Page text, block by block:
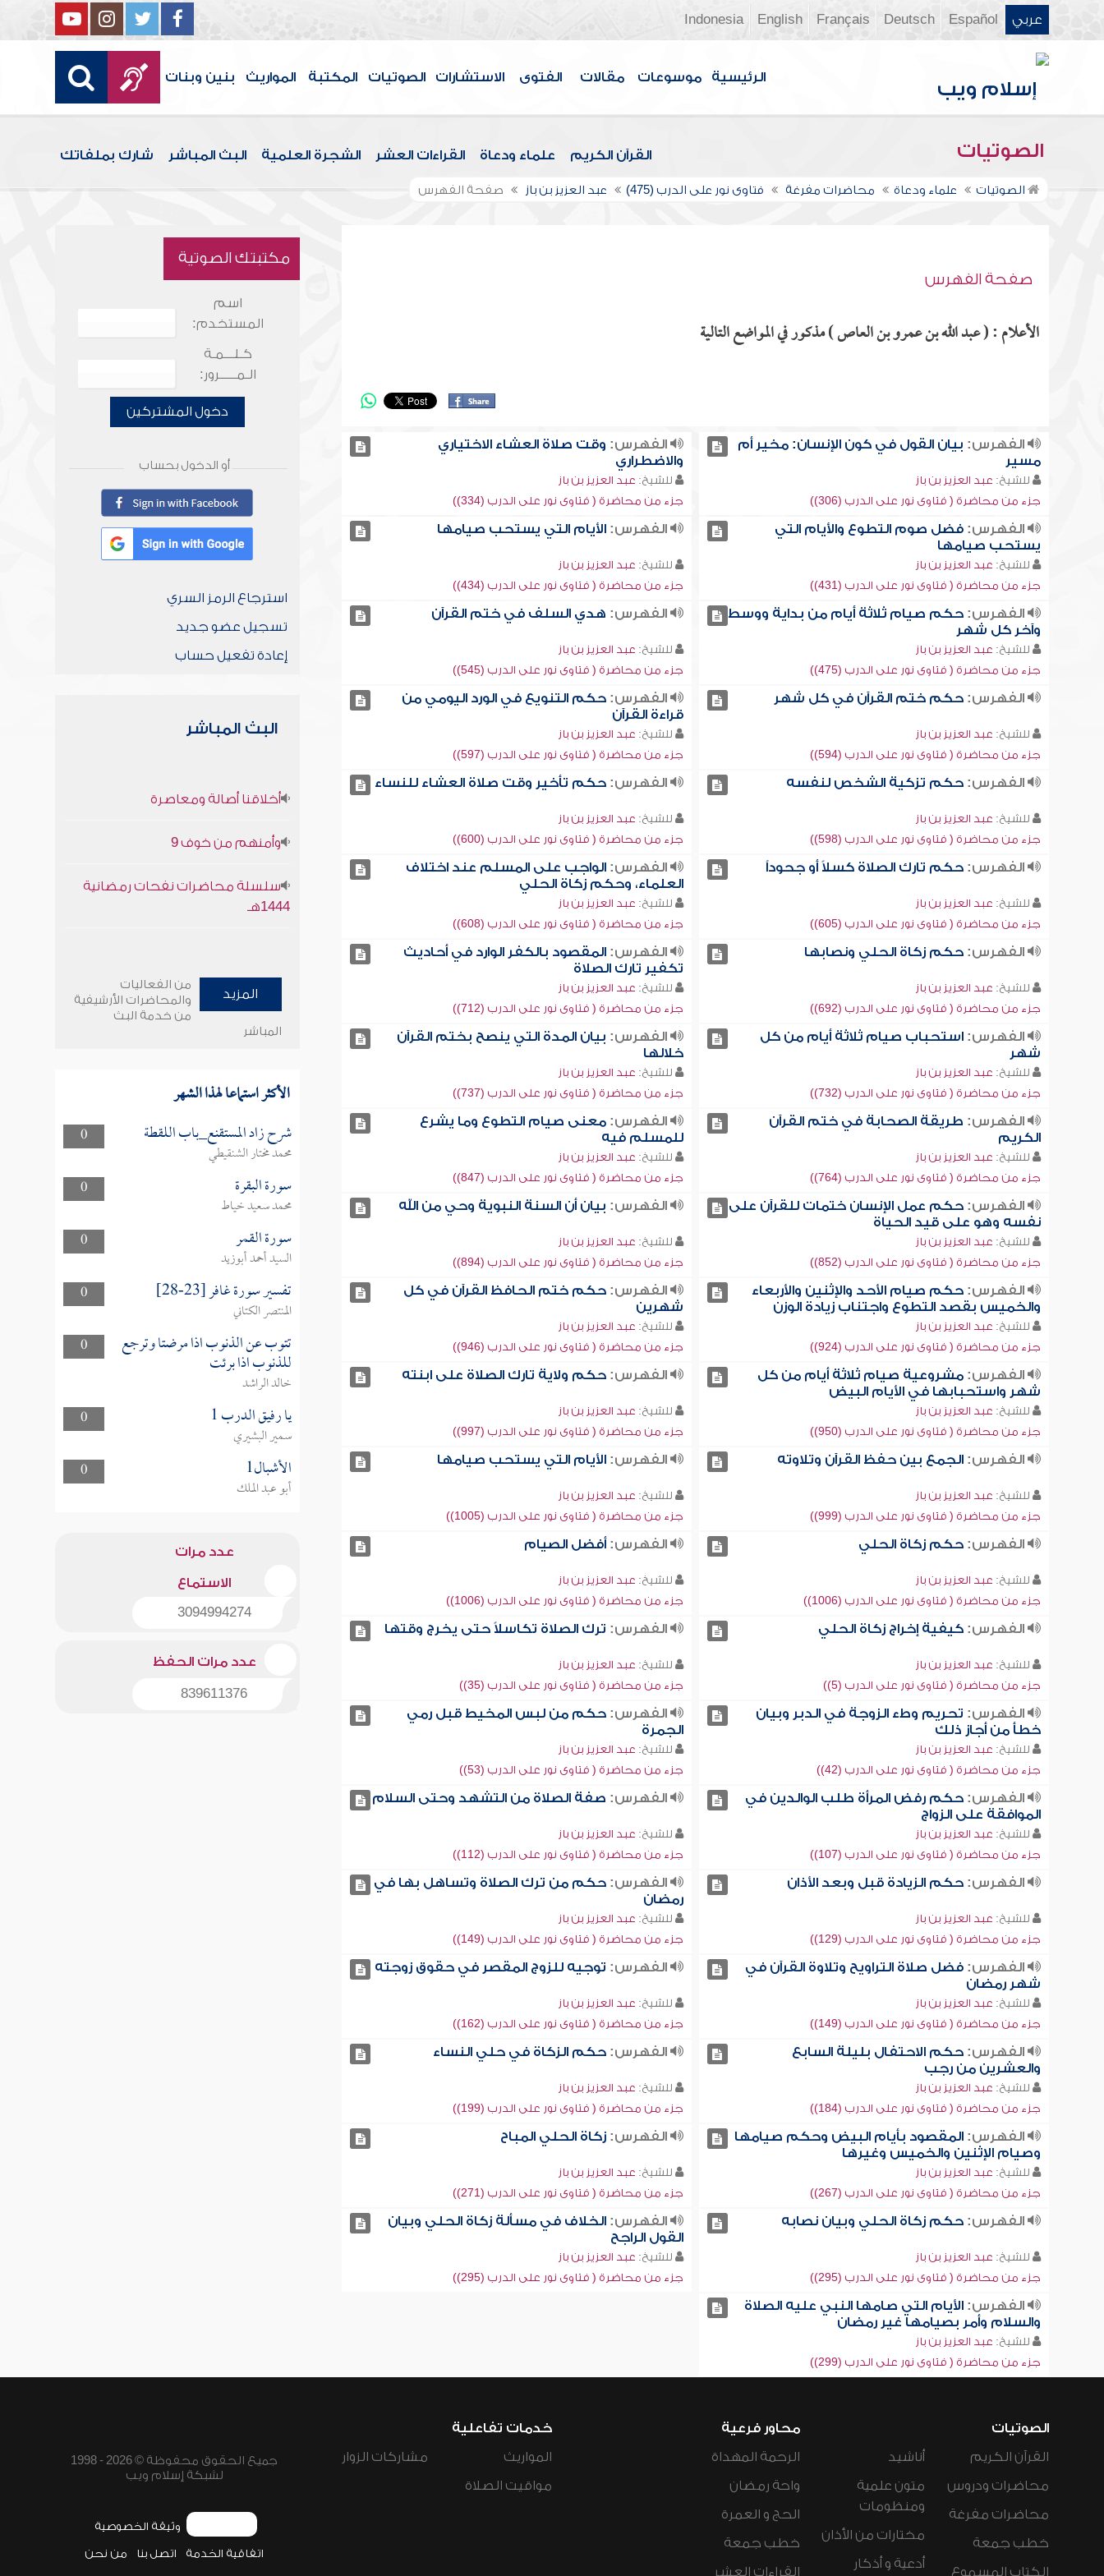
عربي Español
Deutsch
Français
English
Indonesia
الرئيسية موسوعات مقالات الفتوى الاستشارات الصوتيات المكتبة المواريث بنين وبنات
الصوتيات القرآن الكريم علماء ودعاة القراءات العشر الشجرة العلمية البث المباشر شارك بملفاتك
الصوتيات علماء ودعاة محاضرات مفرغة فتاوى نور على الدرب (475) عبد العزيز بن باز صفحة الفهرس
صفحة الفهرس
الأعلام : ( عبد الله بن عمرو بن العاص ) مذكور في المواضع التالية
الفهرس: بيان القول في كون الإنسان: مخير أم
مسير
للشيخ: عبد العزيز بن باز
جزء من محاضرة ( فتاوى نور على الدرب (306))
الفهرس: وقت صلاة العشاء الاختياري
والاضطراري
للشيخ: عبد العزيز بن باز
جزء من محاضرة ( فتاوى نور على الدرب (334))
الفهرس:فضل صوم التطوع والأيام التي
يستحب صيامها
للشيخ: عبد العزيز بن باز
جزء من محاضرة ( فتاوى نور على الدرب (431))
الفهرس: الأيام التي يستحب صيامها
للشيخ: عبد العزيز بن باز
جزء من محاضرة ( فتاوى نور على الدرب (434))
الفهرس:حكم صيام ثلاثة أيام من بداية ووسط
وآخر كل شهر
للشيخ: عبد العزيز بن باز
جزء من محاضرة ( فتاوى نور على الدرب (475))
الفهرس: هدي السلف في ختم القرآن
للشيخ: عبد العزيز بن باز
جزء من محاضرة ( فتاوى نور على الدرب (545))
الفهرس:حكم ختم القرآن في كل شهر
للشيخ: عبد العزيز بن باز
جزء من محاضرة ( فتاوى نور على الدرب (594))
الفهرس: حكم التنويع في الورد اليومي من
قراءة القرآن
للشيخ: عبد العزيز بن باز
جزء من محاضرة ( فتاوى نور على الدرب (597))
الفهرس:حكم تزكية الشخص لنفسه
للشيخ: عبد العزيز بن باز
جزء من محاضرة ( فتاوى نور على الدرب (598))
الفهرس: حكم تأخير وقت صلاة العشاء للنساء
للشيخ: عبد العزيز بن باز
جزء من محاضرة ( فتاوى نور على الدرب (600))
الفهرس:حكم تارك الصلاة كسلاً أو جحوداً
للشيخ: عبد العزيز بن باز
جزء من محاضرة ( فتاوى نور على الدرب (605))
الفهرس: الواجب على المسلم عند اختلاف
العلماء، وحكم زكاة الحلي
للشيخ: عبد العزيز بن باز
جزء من محاضرة ( فتاوى نور على الدرب (608))
الفهرس:حكم زكاة الحلي ونصابها
للشيخ: عبد العزيز بن باز
جزء من محاضرة ( فتاوى نور على الدرب (692))
الفهرس: المقصود بالكفر الوارد في أحاديث
تكفير تارك الصلاة
للشيخ: عبد العزيز بن باز
جزء من محاضرة ( فتاوى نور على الدرب (712))
الفهرس:استحباب صيام ثلاثة أيام من كل
شهر
للشيخ: عبد العزيز بن باز
جزء من محاضرة ( فتاوى نور على الدرب (732))
الفهرس: بيان المدة التي ينصح بختم القرآن
خلالها
للشيخ: عبد العزيز بن باز
جزء من محاضرة ( فتاوى نور على الدرب (737))
الفهرس: طريقة الصحابة في ختم القرآن
الكريم
للشيخ: عبد العزيز بن باز
جزء من محاضرة ( فتاوى نور على الدرب (764))
الفهرس: معنى صيام التطوع وما يشرع
للمسلم فيه
للشيخ: عبد العزيز بن باز
جزء من محاضرة ( فتاوى نور على الدرب (847))
الفهرس:حكم عمل الإنسان ختمات للقرآن على
نفسه وهو على قيد الحياة
للشيخ: عبد العزيز بن باز
جزء من محاضرة ( فتاوى نور على الدرب (852))
الفهرس: بيان أن السنة النبوية وحي من الله
للشيخ: عبد العزيز بن باز
جزء من محاضرة ( فتاوى نور على الدرب (894))
الفهرس:حكم صيام الأحد والإثنين والأربعاء
والخميس بقصد التطوع واجتناب زيادة الوزن
للشيخ: عبد العزيز بن باز
جزء من محاضرة ( فتاوى نور على الدرب (924))
الفهرس: حكم ختم الحافظ القرآن في كل
شهرين
للشيخ: عبد العزيز بن باز
جزء من محاضرة ( فتاوى نور على الدرب (946))
الفهرس:مشروعية صيام ثلاثة أيام من كل
شهر واستحبابها في الأيام البيض
للشيخ: عبد العزيز بن باز
جزء من محاضرة ( فتاوى نور على الدرب (950))
الفهرس: حكم ولاية تارك الصلاة على ابنته
للشيخ: عبد العزيز بن باز
جزء من محاضرة ( فتاوى نور على الدرب (997))
الفهرس:الجمع بين حفظ القرآن وتلاوته
للشيخ: عبد العزيز بن باز
جزء من محاضرة ( فتاوى نور على الدرب (999))
الفهرس: الأيام التي يستحب صيامها
للشيخ: عبد العزيز بن باز
جزء من محاضرة ( فتاوى نور على الدرب (1005))
الفهرس:حكم زكاة الحلي
للشيخ: عبد العزيز بن باز
جزء من محاضرة ( فتاوى نور على الدرب (1006))
الفهرس: أفضل الصيام
للشيخ: عبد العزيز بن باز
جزء من محاضرة ( فتاوى نور على الدرب (1006))
الفهرس:كيفية إخراج زكاة الحلي
للشيخ: عبد العزيز بن باز
جزء من محاضرة ( فتاوى نور على الدرب (5))
الفهرس: ترك الصلاة تكاسلاً حتى يخرج وقتها
للشيخ: عبد العزيز بن باز
جزء من محاضرة ( فتاوى نور على الدرب (35))
الفهرس: تحريم وطء الزوجة في الدبر وبيان
خطأ من أجاز ذلك
للشيخ: عبد العزيز بن باز
جزء من محاضرة ( فتاوى نور على الدرب (42))
الفهرس: حكم من لبس المخيط قبل رمي
الجمرة
للشيخ: عبد العزيز بن باز
جزء من محاضرة ( فتاوى نور على الدرب (53))
الفهرس:حكم رفض المرأة طلب الوالدين في
الموافقة على الزواج
للشيخ: عبد العزيز بن باز
جزء من محاضرة ( فتاوى نور على الدرب (107))
الفهرس: صفة الصلاة من التشهد وحتى السلام
للشيخ: عبد العزيز بن باز
جزء من محاضرة ( فتاوى نور على الدرب (112))
الفهرس:حكم الزيادة قبل وبعد الأذان
للشيخ: عبد العزيز بن باز
جزء من محاضرة ( فتاوى نور على الدرب (129))
الفهرس: حكم من ترك الصلاة وتساهل بها في
رمضان
للشيخ: عبد العزيز بن باز
جزء من محاضرة ( فتاوى نور على الدرب (149))
الفهرس:فضل صلاة التراويح وتلاوة القرآن في
شهر رمضان
للشيخ: عبد العزيز بن باز
جزء من محاضرة ( فتاوى نور على الدرب (149))
الفهرس: توجيه للزوج المقصر في حقوق زوجته
للشيخ: عبد العزيز بن باز
جزء من محاضرة ( فتاوى نور على الدرب (162))
الفهرس:حكم الاحتفال بليلة السابع
والعشرين من رجب
للشيخ: عبد العزيز بن باز
جزء من محاضرة ( فتاوى نور على الدرب (184))
الفهرس: حكم الزكاة في حلي النساء
للشيخ: عبد العزيز بن باز
جزء من محاضرة ( فتاوى نور على الدرب (199))
الفهرس:المقصود بأيام البيض وحكم صيامها
وصيام الإثنين والخميس وغيرها
للشيخ: عبد العزيز بن باز
جزء من محاضرة ( فتاوى نور على الدرب (267))
الفهرس: زكاة الحلي المباح
للشيخ: عبد العزيز بن باز
جزء من محاضرة ( فتاوى نور على الدرب (271))
الفهرس:حكم زكاة الحلي وبيان نصابه
للشيخ: عبد العزيز بن باز
جزء من محاضرة ( فتاوى نور على الدرب (295))
الفهرس: الخلاف في مسألة زكاة الحلي وبيان
القول الراجح
للشيخ: عبد العزيز بن باز
جزء من محاضرة ( فتاوى نور على الدرب (295))
الفهرس:الأيام التي صامها النبي عليه الصلاة
والسلام وأمر بصيامها غير رمضان
للشيخ: عبد العزيز بن باز
جزء من محاضرة ( فتاوى نور على الدرب (299))
مكتبتك الصوتية
اسم
المستخدم:
كـلـــمـة
الـمـــــرور:
دخول المشتركين
أو الدخول بحساب
استرجاع الرمز السري
تسجيل عضو جديد
إعادة تفعيل حساب
البث المباشر
أخلاقنا أصالة ومعاصرة
وأمنهم من خوف 9
سلسلة محاضرات نفحات رمضانية
1444هـ
المزيد
من الفعاليات
والمحاضرات الأرشيفية
من خدمة البث
المباشر
الأكثر استماعا لهذا الشهر
0 شرح زاد المستقنع_باب اللقطة
محمد مختار الشنقيطي
0
سورة البقرة
محمد سعيد خياط
0
سورة القمر
السيد أحمد أبوزيد
0
تفسير سورة غافر [23-28]
المنتصر الكتاني
0
تتوب عن الذنوب اذا مرضتا وترجع
للذنوب اذا برئت
خالد الراشد
0
يا رفيق الدرب 1
سمير البشيري
0
الأشبال1
أبو عبد الملك
عدد مرات
الاستماع
3094994274
عدد مرات الحفظ
839611376
الصوتيات
القرآن الكريم
محاضرات ودروس
محاضرات مفرغة
خطب جمعة
الكتاب المسموع
أناشيد
متون علمية
ومنظومات
مختارات من الأذان
أدعية و أذكار
محاور فرعية
الرحمة المهداة
واحة رمضان
الحج و العمرة
خطب جمعة
القراءات العشر
خدمات تفاعلية
المواريث
مواقيت الصلاة
مشاركات الزوار
جميع الحقوق محفوظة © 2026 - 1998
لشبكة إسلام ويب
وثيقة الخصوصية
اتفاقية الخدمة اتصل بنا من نحن